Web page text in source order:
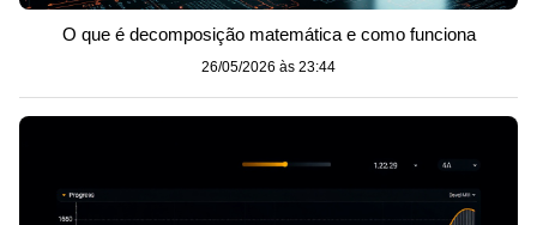
O que é decomposição matemática e como funciona
26/05/2026 às 23:44